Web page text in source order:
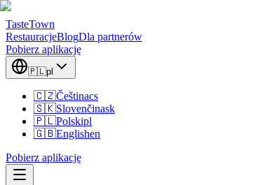
TasteTown
RestauracjeBlogDla partnerów
Pobierz aplikację
🇵🇱pl
🇨🇿Češtinacs
🇸🇰Slovenčinask
🇵🇱Polskipl
🇬🇧Englishen
Pobierz aplikację